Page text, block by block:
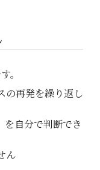
。
の再発を繰り返し
自分で判断でき
ん